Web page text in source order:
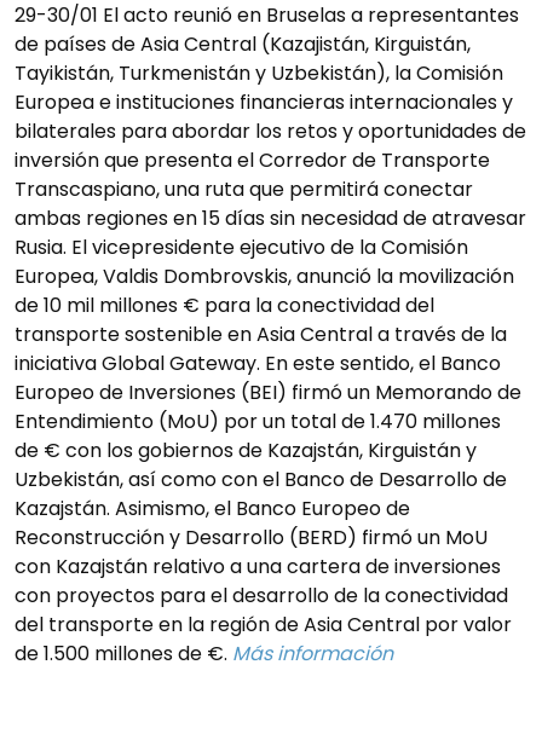
29-30/01 El acto reunió en Bruselas a representantes
de países de Asia Central (Kazajistán, Kirguistán,
Tayikistán, Turkmenistán y Uzbekistán), la Comisión
Europea e instituciones financieras internacionales y
bilaterales para abordar los retos y oportunidades de
inversión que presenta el Corredor de Transporte
Transcaspiano, una ruta que permitirá conectar
ambas regiones en 15 días sin necesidad de atravesar
Rusia. El vicepresidente ejecutivo de la Comisión
Europea, Valdis Dombrovskis, anunció la movilización
de 10 mil millones € para la conectividad del
transporte sostenible en Asia Central a través de la
iniciativa Global Gateway. En este sentido, el Banco
Europeo de Inversiones (BEI) firmó un Memorando de
Entendimiento (MoU) por un total de 1.470 millones
de € con los gobiernos de Kazajstán, Kirguistán y
Uzbekistán, así como con el Banco de Desarrollo de
Kazajstán. Asimismo, el Banco Europeo de
Reconstrucción y Desarrollo (BERD) firmó un MoU
con Kazajstán relativo a una cartera de inversiones
con proyectos para el desarrollo de la conectividad
del transporte en la región de Asia Central por valor
de 1.500 millones de €. Más información